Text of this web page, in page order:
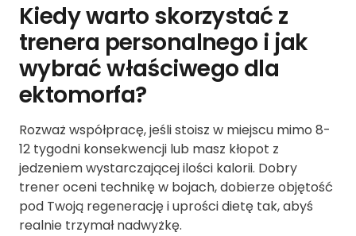
Kiedy warto skorzystać z
trenera personalnego i jak
wybrać właściwego dla
ektomorfa?
Rozważ współpracę, jeśli stoisz w miejscu mimo 8-
12 tygodni konsekwencji lub masz kłopot z
jedzeniem wystarczającej ilości kalorii. Dobry
trener oceni technikę w bojach, dobierze objętość
pod Twoją regenerację i uprości dietę tak, abyś
realnie trzymał nadwyżkę.